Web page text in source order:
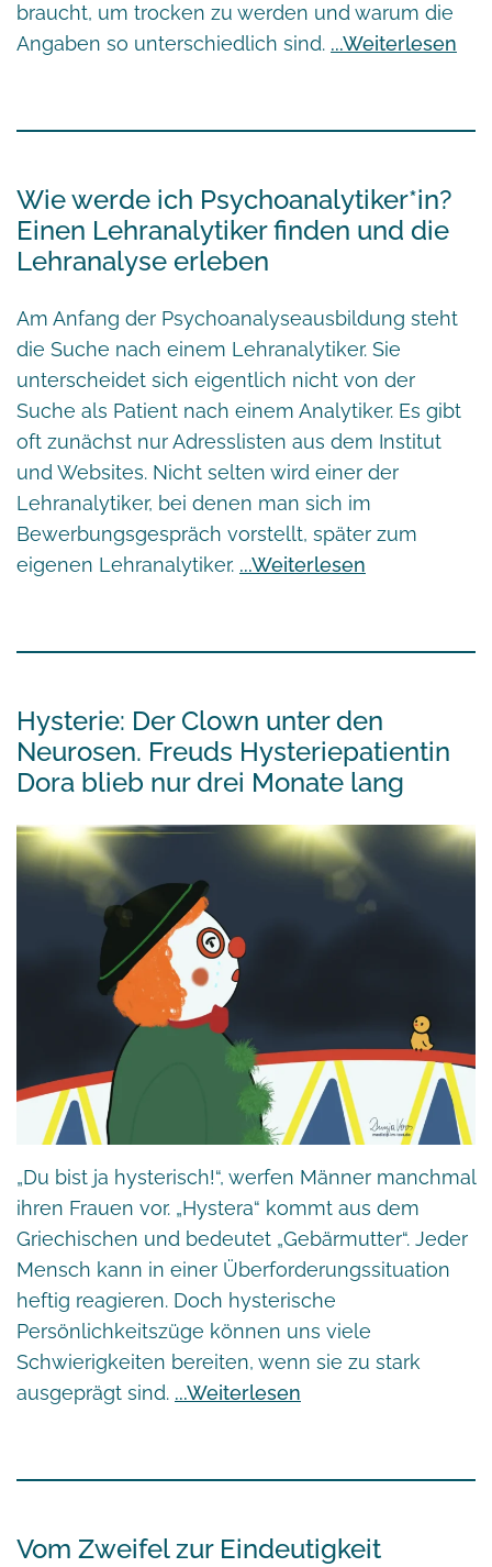
braucht, um trocken zu werden und warum die
Angaben so unterschiedlich sind.
Weiterlesen
Wie werde ich Psychoanalytiker*in?
Einen Lehranalytiker finden und die
Lehranalyse erleben
Am Anfang der Psychoanalyseausbildung steht
die Suche nach einem Lehranalytiker. Sie
unterscheidet sich eigentlich nicht von der
Suche als Patient nach einem Analytiker. Es gibt
oft zunächst nur Adresslisten aus dem Institut
und Websites. Nicht selten wird einer der
Lehranalytiker, bei denen man sich im
Bewerbungsgespräch vorstellt, später zum
eigenen Lehranalytiker.
Weiterlesen
Hysterie: Der Clown unter den
Neurosen. Freuds Hysteriepatientin
Dora blieb nur drei Monate lang
„Du bist ja hysterisch!“, werfen Männer manchmal
ihren Frauen vor. „Hystera“ kommt aus dem
Griechischen und bedeutet „Gebärmutter“. Jeder
Mensch kann in einer Überforderungssituation
heftig reagieren. Doch hysterische
Persönlichkeitszüge können uns viele
Schwierigkeiten bereiten, wenn sie zu stark
ausgeprägt sind.
Weiterlesen
Vom Zweifel zur Eindeutigkeit